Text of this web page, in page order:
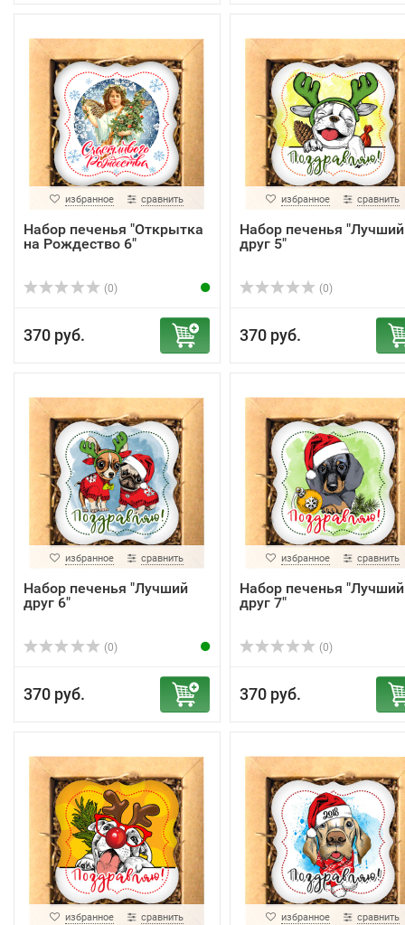
избранное сравнить
Набор печенья "Открытка
на Рождество 6"
(0)
370 руб.
избранное сравнить
Набор печенья "Лучший
друг 5"
(0)
370 руб.
избранное сравнить
Набор печенья "Лучший
друг 6"
(0)
370 руб.
избранное сравнить
Набор печенья "Лучший
друг 7"
(0)
370 руб.
избранное сравнить избранное сравнить